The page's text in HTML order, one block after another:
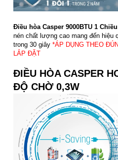
Điều hòa Casper 9000BTU 1
nén chất lượng cao mang đến hiệu
trong 30 giây *ÁP DỤNG THEO
LẮP ĐẶT
ĐIỀU HÒA CASPER
ĐỘ CHỜ 0,3W